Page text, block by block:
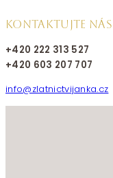
KONTAKTUJTE NÁS
+420 222 313 527
+420 603 207 707
info@zlatnictvijanka.cz